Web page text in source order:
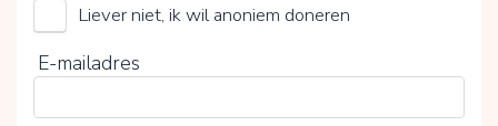
Stichting De Dierenambulance voor de gemeente
Westerkwartier
Liever niet, ik wil anoniem doneren
E-mailadres